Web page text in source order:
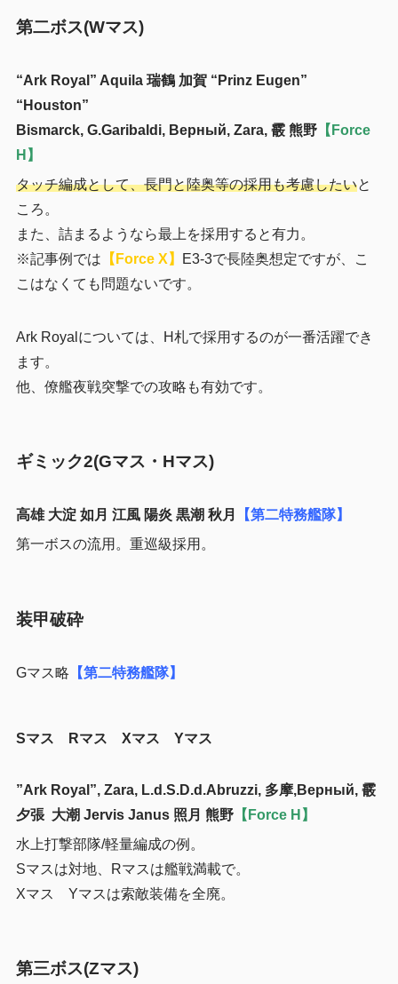
第二ボス(Wマス)
“Ark Royal” Aquila 瑞鶴 加賀 “Prinz Eugen”
“Houston”
Bismarck, G.Garibaldi, Верный, Zara, 霰 熊野【Force
H】
タッチ編成として、長門と陸奥等の採用も考慮したいと
ころ。
また、詰まるようなら最上を採用すると有力。
※記事例では 【Force X】
E3-3で長陸奥想定ですが、こ
こはなくても問題ないです。
Ark Royalについては、H札で採用するのが一番活躍でき
ます。
他、僚艦夜戦突撃での攻略も有効です。
ギミック2(Gマス・Hマス)
高雄 大淀 如月 江風 陽炎 黒潮 秋月
【第二特務艦隊】
第一ボスの流用。重巡級採用。
装甲破砕
Gマス略 【第二特務艦隊】
Sマス Rマス Xマス Yマス
”Ark Royal”, Zara, L.d.S.D.d.Abruzzi, 多摩,Верный, 霰
夕張 大潮 Jervis Janus 照月 熊野【Force H】
水上打撃部隊/軽量編成の例。
Sマスは対地、Rマスは艦戦満載で。
Xマス Yマスは索敵装備を全廃。
第三ボス(Zマス)